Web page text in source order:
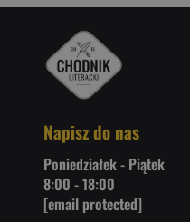
Napisz do nas
Poniedziałek - Piątek
8:00 - 18:00
[email protected]